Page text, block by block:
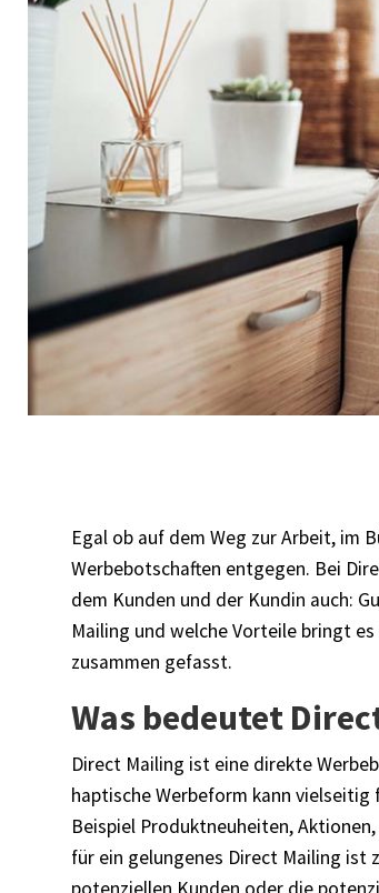
Egal ob auf dem Weg zur Arbeit, im
Werbebotschaften entgegen. Bei
dem Kunden und der Kundin auch:
Mailing und welche Vorteile bringt
zusammen gefasst.
Was bedeutet
Direct Mailing ist eine direkte
haptische Werbeform kann
Beispiel Produktneuheiten,
für ein gelungenes Direct Mailing ist